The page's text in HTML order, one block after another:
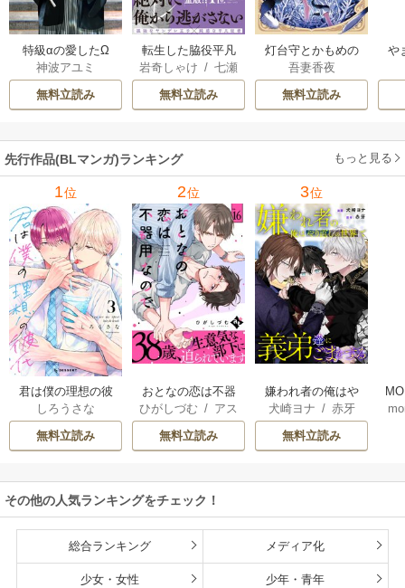
特級αの愛したΩ
神波アユミ
無料立読み
転生した脇役平凡
な僕は、美形第二
王子をヤンデレに
してしまった【シ
岩奇しゃけ /七瀬
おむ
無料立読み
灯台守とかもめの
子
吾妻香夜
無料立読み
や
先行作品(BLマンガ)ランキング もっと見る
1位
君は僕の理想の彼
氏
しろうさな
無料立読み
2位
おとなの恋は不器
用なので
ひがしづむ / アス
ティル編集部
無料立読み
3位
嫌われ者の俺はや
り直しの世界で義
弟達にごまをする
（分冊版）
犬崎ヨナ / 赤牙
無料立読み
その他の人気ランキングをチェック！
総合ランキング メディア化
少女・女性 少年・青年